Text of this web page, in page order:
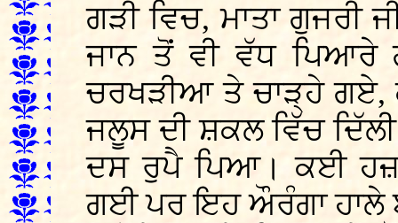
ਗੜੀ ਵਿਚ, ਮਾਤਾ ਗੁਜਰੀ
ਜਾਨ ਤੋਂ ਵੀ ਵੱਧ ਪਿਆਰੇ
ਚਰਖੜੀਆ ਤੇ ਚਾੜ੍ਹੇ
ਜਲੂਸ ਦੀ ਸ਼ਕਲ ਵਿੱਚ
ਦਸ ਰੁਪੈ ਪਿਆ। ਕਈ
ਗਈ ਪਰ ਇਹ ਔਰੰਗਾ